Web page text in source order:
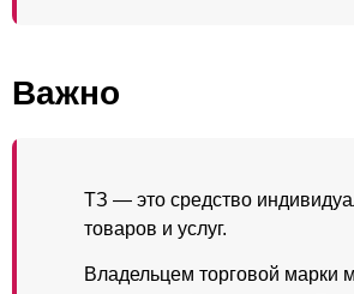
Важно
ТЗ — это средство
товаров и услуг.
Владельцем торговой марки